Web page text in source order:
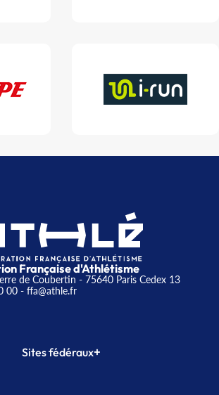
Française d'Athlétisme
de Coubertin - 75640 Paris Cedex 13
00- ffa@athle.fr
Sites fédéraux+